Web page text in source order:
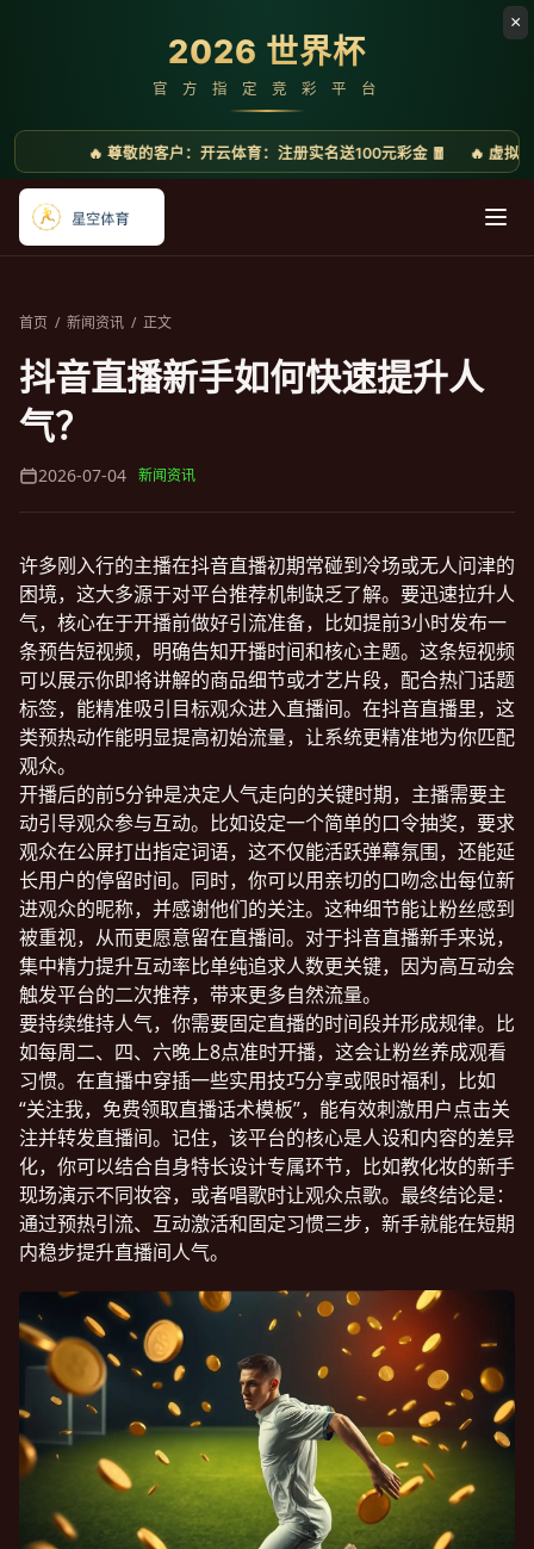
首页 / 新闻资讯 / 正文
抖音直播新手如何快速提升人
气？
2026-07-04 新闻资讯
许多刚入行的主播在抖音直播初期常碰到冷场或无人问津的
困境，这大多源于对平台推荐机制缺乏了解。要迅速拉升人
气，核心在于开播前做好引流准备，比如提前3小时发布一
条预告短视频，明确告知开播时间和核心主题。这条短视频
可以展示你即将讲解的商品细节或才艺片段，配合热门话题
标签，能精准吸引目标观众进入直播间。在抖音直播里，这
类预热动作能明显提高初始流量，让系统更精准地为你匹配
观众。
开播后的前5分钟是决定人气走向的关键时期，主播需要主
动引导观众参与互动。比如设定一个简单的口令抽奖，要求
观众在公屏打出指定词语，这不仅能活跃弹幕氛围，还能延
长用户的停留时间。同时，你可以用亲切的口吻念出每位新
进观众的昵称，并感谢他们的关注。这种细节能让粉丝感到
被重视，从而更愿意留在直播间。对于抖音直播新手来说，
集中精力提升互动率比单纯追求人数更关键，因为高互动会
触发平台的二次推荐，带来更多自然流量。
要持续维持人气，你需要固定直播的时间段并形成规律。比
如每周二、四、六晚上8点准时开播，这会让粉丝养成观看
习惯。在直播中穿插一些实用技巧分享或限时福利，比如
“关注我，免费领取直播话术模板”，能有效刺激用户点击关
注并转发直播间。记住，该平台的核心是人设和内容的差异
化，你可以结合自身特长设计专属环节，比如教化妆的新手
现场演示不同妆容，或者唱歌时让观众点歌。最终结论是：
通过预热引流、互动激活和固定习惯三步，新手就能在短期
内稳步提升直播间人气。